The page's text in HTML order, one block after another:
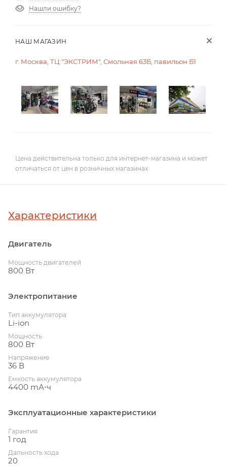
Нашли ошибку?
НАШ МАГАЗИН
г. Москва, ТЦ "ЭКСТРИМ", Смольная 63Б, павильон Б1
Цена действительна только для интернет-магазина и может
отличаться от цен в розничных магазинах
Характеристики
Двигатель
Мощность двигателей
800 Вт
Электропитание
Тип аккумулятора
Li-ion
Мощность
800 Вт
Напряжение
36 В
Емкость аккумулятора
4400 mА⋅ч
Эксплуатационные характеристики
Гарантия
1 год
Дальность хода
20